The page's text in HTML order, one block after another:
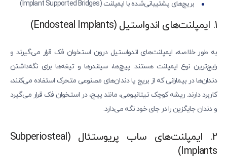
بریج‌های پشتیبانی‌شده با ایمپلنت (Implant Supported Bridges)
1. ایمپلنت‌های اندواستیل (Endosteal Implants)
به طور خلاصه، ایمپلنت‌های اندواستیل درون استخوان فک قرار می‌گیرند و
رایج‌ترین نوع ایمپلنت هستند. پیچ‌ها، سیلندرها و تیغه‌ها برای نگه‌داشتن
دندان‌ها در بیمارانی که از بریج یا دندان‌های مصنوعی متحرک استفاده می‌کنند،
کاربرد دارند. ریشه کوچک تیتانیومی، مانند پیچ، در استخوان فک قرار می‌گیرد
و دندان جایگزین را در جای خود نگه می‌دارد.
2. ایمپلنت‌های ساب پریوستئال (Subperiosteal
Implants)